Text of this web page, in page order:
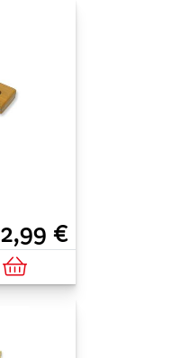
2,99 €